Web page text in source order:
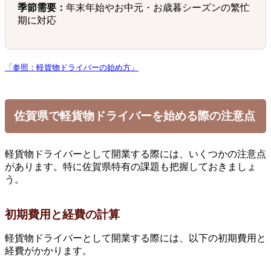
季節需要： 年末年始やお中元・お歳暮シーズンの繁忙
期に対応
「参照：軽貨物ドライバーの始め方」
佐賀県で軽貨物ドライバーを始める際の注意点
軽貨物ドライバーとして開業する際には、いくつかの注意点
があります。特に佐賀県特有の課題も把握しておきましょ
う。
初期費用と経費の計算
軽貨物ドライバーとして開業する際には、以下の初期費用と
経費がかかります。